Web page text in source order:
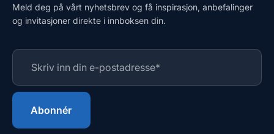
Meld deg på vårt nyhetsbrev og få inspirasjon, anbefalinger
og invitasjoner direkte i innboksen din.